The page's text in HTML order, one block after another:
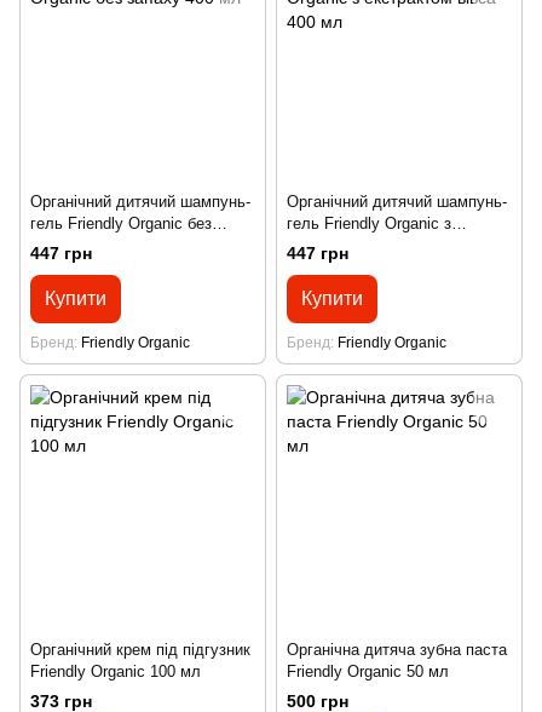
Органічний дитячий шампунь-
гель Friendly Organic без
запаху 400 мл
447 грн
Купити
Бренд Friendly Organic
Органічний дитячий шампунь-
гель Friendly Organic з
екстрактом вівса 400 мл
447 грн
Купити
Бренд Friendly Organic
Органічний крем під підгузник
Friendly Organic 100 мл
373 грн
Органічна дитяча зубна паста
Friendly Organic 50 мл
500 грн